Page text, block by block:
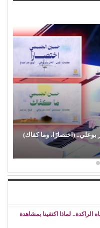
(اختصارًا، وما كفاك)
لماذا اكتفينا بمشاهدة